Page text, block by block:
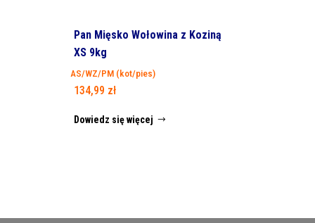
Pan Mięsko Wołowina z Koziną
XS 9kg
AS/WZ/PM (kot/pies)
134,99 zł
Dowiedz się więcej